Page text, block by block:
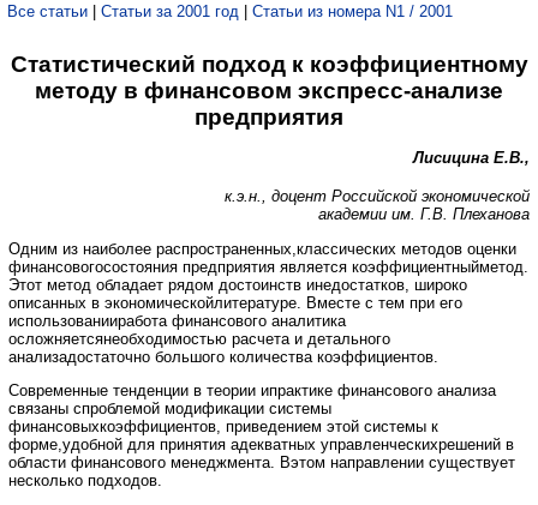
Все статьи | Статьи за 2001 год | Статьи из номера N1 / 2001
Статистический подход к коэффициентному
методу в финансовом экспресс-анализе
предприятия
Лисицина Е.В.,
к.э.н., доцент Российской экономической
академии им. Г.В. Плеханова
Одним из наиболее распространенных,классических методов оценки
финансовогосостояния предприятия является коэффициентныйметод.
Этот метод обладает рядом достоинств инедостатков, широко
описанных в экономическойлитературе. Вместе с тем при его
использованииработа финансового аналитика
осложняетсянеобходимостью расчета и детального
анализадостаточно большого количества коэффициентов.
Современные тенденции в теории ипрактике финансового анализа
связаны спроблемой модификации системы
финансовыхкоэффициентов, приведением этой системы к
форме,удобной для принятия адекватных управленческихрешений в
области финансового менеджмента. Вэтом направлении существует
несколько подходов.